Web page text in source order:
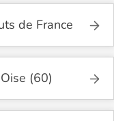
de France
(60)